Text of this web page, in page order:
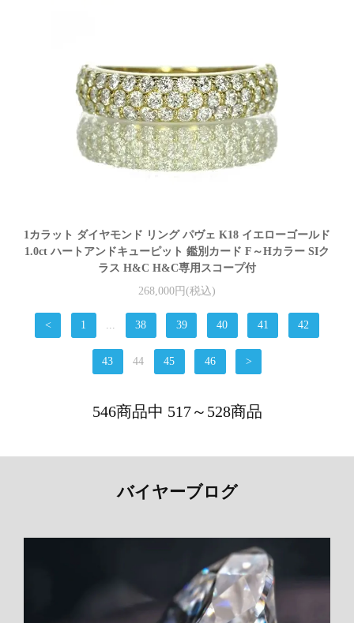
1カラット ダイヤモンド リング パヴェ K18 イエローゴールド
1.0ct ハートアンドキューピット 鑑別カード F～Hカラー SIク
ラス H&C H&C専用スコープ付
268,000円(税込)
< 1 ... 38 39 40 41 42
43 44 45 46 >
546商品中 517～528商品
バイヤーブログ